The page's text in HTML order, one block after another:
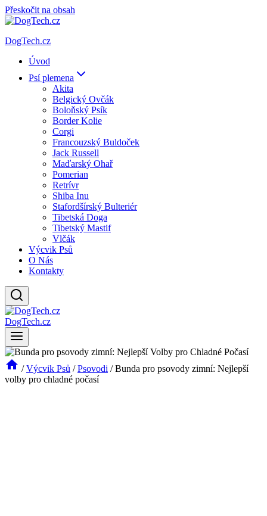
Přeskočit na obsah
DogTech.cz
Úvod
Psí plemena
Akita
Belgický Ovčák
Boloňský Psík
Border Kolie
Corgi
Francouzský Buldoček
Jack Russell
Maďarský Ohař
Pomerian
Retrívr
Shiba Inu
Stafordšírský Bulteriér
Tibetská Doga
Tibetský Mastif
Vlčák
Výcvik Psů
O Nás
Kontakty
DogTech.cz
/ Výcvik Psů / Psovodi / Bunda pro psovody zimní: Nejlepší
volby pro chladné počasí